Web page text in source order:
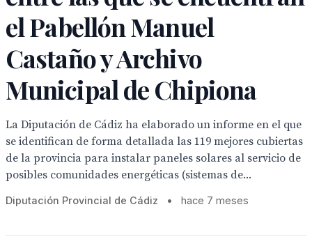
el Pabellón Manuel
Castaño y Archivo
Municipal de Chipiona
La Diputación de Cádiz ha elaborado un informe en el que
se identifican de forma detallada las 119 mejores cubiertas
de la provincia para instalar paneles solares al servicio de
posibles comunidades energéticas (sistemas de...
Diputación Provincial de Cádiz • hace 7 meses